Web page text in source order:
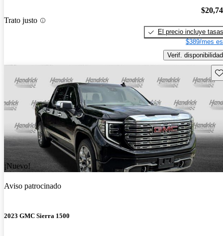
Trato justo
El precio incluye tasas
$389/mes
Verif. disponibilidad
¡Nuevo!
Aviso patrocinado
2023 GMC Sierra 1500